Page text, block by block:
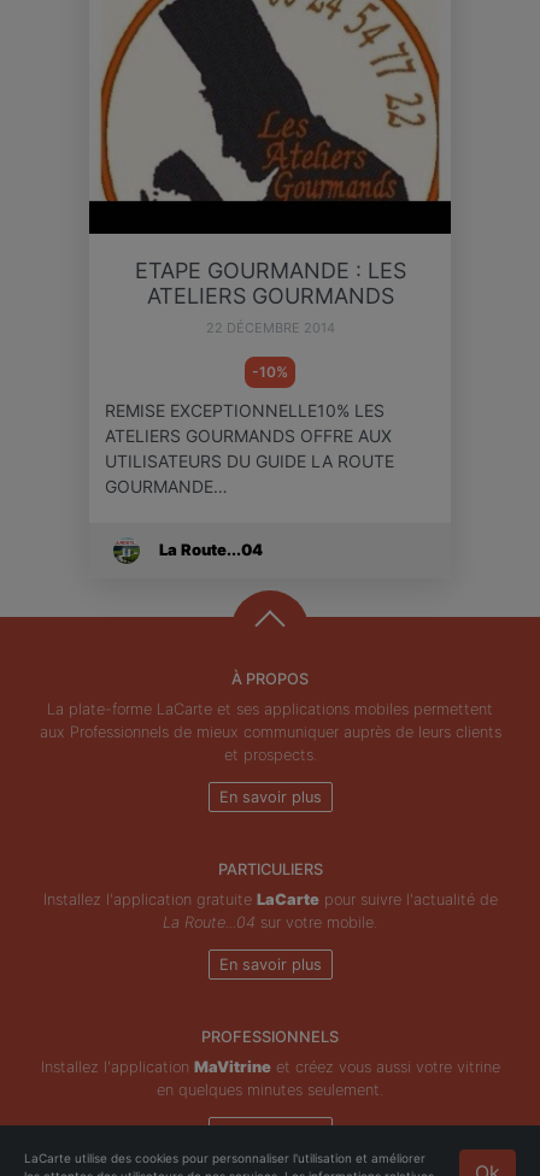
ETAPE GOURMANDE : LES
ATELIERS GOURMANDS
22 DÉCEMBRE 2014
-10%
REMISE EXCEPTIONNELLE10% LES
ATELIERS GOURMANDS OFFRE AUX
UTILISATEURS DU GUIDE LA ROUTE
GOURMANDE…
La Route...04
À PROPOS
La plate-forme LaCarte et ses applications mobiles permettent
aux Professionnels de mieux communiquer auprès de leurs clients
et prospects.
En savoir plus
PARTICULIERS
Installez l'application gratuite LaCartepour suivre l'actualité de
La Route...04 sur votre mobile.
En savoir plus
PROFESSIONNELS
Installez l'application MaVitrineet créez vous aussi votre vitrine
en quelques minutes seulement.
En savoir plus
LaCarte utilise des cookies pour personnaliser l'utilisation et améliorer